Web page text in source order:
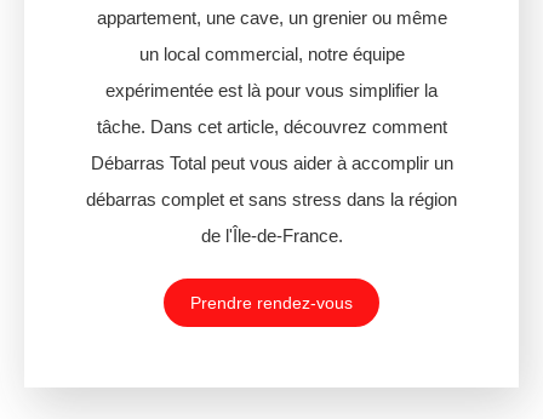
appartement, une cave, un grenier ou même
un local commercial, notre équipe
expérimentée est là pour vous simplifier la
tâche. Dans cet article, découvrez comment
Débarras Total peut vous aider à accomplir un
débarras complet et sans stress dans la région
de l'Île-de-France.
Prendre rendez-vous